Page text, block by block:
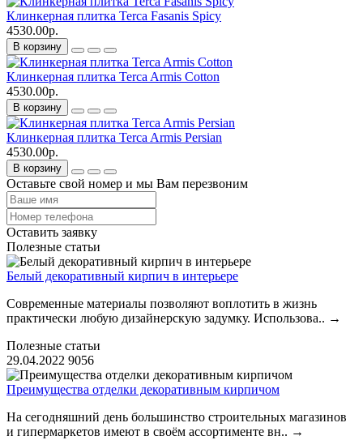
Клинкерная плитка Terca Fasanis Spicy
4530.00р.
В корзину
Клинкерная плитка Terca Armis Cotton
4530.00р.
В корзину
Клинкерная плитка Terca Armis Persian
4530.00р.
В корзину
Оставьте свой номер и мы Вам перезвоним
Оставить заявку
Полезные статьи
Белый декоративный кирпич в интерьере
Современные материалы позволяют воплотить в жизнь
практически любую дизайнерскую задумку. Использова.. →
Полезные статьи
29.04.2022 9056
Преимущества отделки декоративным кирпичом
На сегодняшний день большинство строительных магазинов
и гипермаркетов имеют в своём ассортименте вн.. →